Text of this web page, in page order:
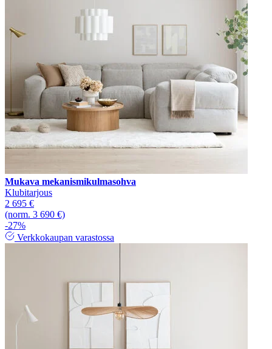
Mukava mekanismikulmasohva
Klubitarjous
2 695 €
(norm. 3 690 €)
-27%
Verkkokaupan varastossa